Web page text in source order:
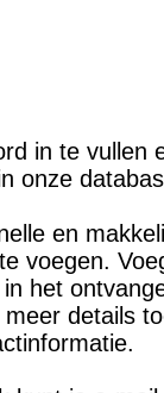
in te vullen
onze
en
voegen.
het
details